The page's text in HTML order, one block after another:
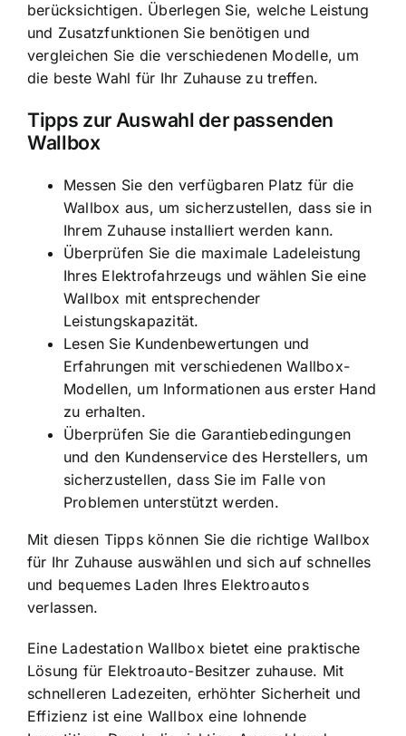
berücksichtigen. Überlegen Sie, welche Leistung
und Zusatzfunktionen Sie benötigen und
vergleichen Sie die verschiedenen Modelle, um
die beste Wahl für Ihr Zuhause zu treffen.
Tipps zur Auswahl der passenden
Wallbox
Messen Sie den verfügbaren Platz für die
Wallbox aus, um sicherzustellen, dass sie in
Ihrem Zuhause installiert werden kann.
Überprüfen Sie die maximale Ladeleistung
Ihres Elektrofahrzeugs und wählen Sie eine
Wallbox mit entsprechender
Leistungskapazität.
Lesen Sie Kundenbewertungen und
Erfahrungen mit verschiedenen Wallbox-
Modellen, um Informationen aus erster Hand
zu erhalten.
Überprüfen Sie die Garantiebedingungen
und den Kundenservice des Herstellers, um
sicherzustellen, dass Sie im Falle von
Problemen unterstützt werden.
Mit diesen Tipps können Sie die richtige Wallbox
für Ihr Zuhause auswählen und sich auf schnelles
und bequemes Laden Ihres Elektroautos
verlassen.
Eine Ladestation Wallbox bietet eine praktische
Lösung für Elektroauto-Besitzer zuhause. Mit
schnelleren Ladezeiten, erhöhter Sicherheit und
Effizienz ist eine Wallbox eine lohnende